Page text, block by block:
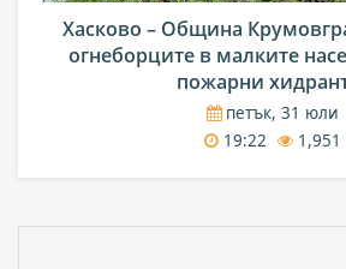
Хасково – Община
огнеборците в малките
пожарни
петък, 31 юли
19:22
1,951